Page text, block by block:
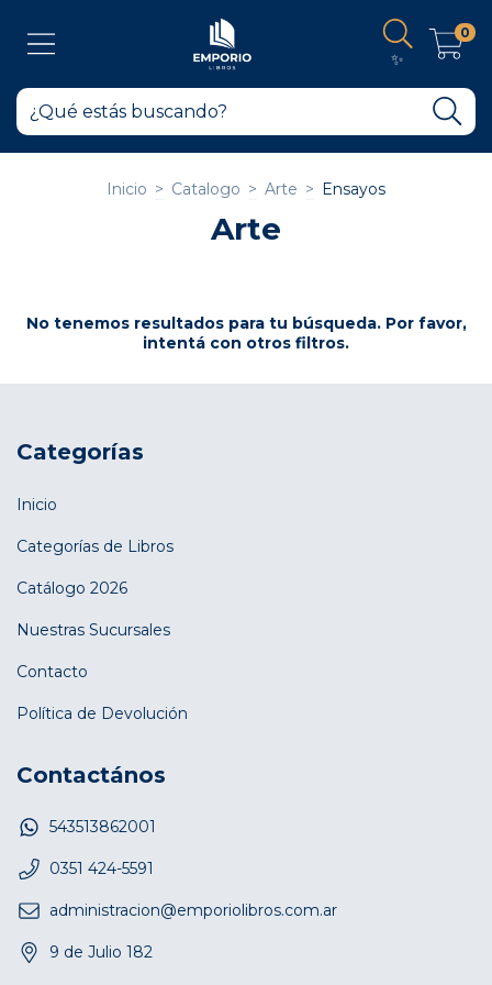
✨
0
Inicio > Catalogo > Arte > Ensayos
Arte
No tenemos resultados para tu búsqueda. Por favor,
intentá con otros filtros.
Categorías
Inicio
Categorías de Libros
Catálogo 2026
Nuestras Sucursales
Contacto
Política de Devolución
Contactános
543513862001
0351 424-5591
administracion@emporiolibros.com.ar
9 de Julio 182